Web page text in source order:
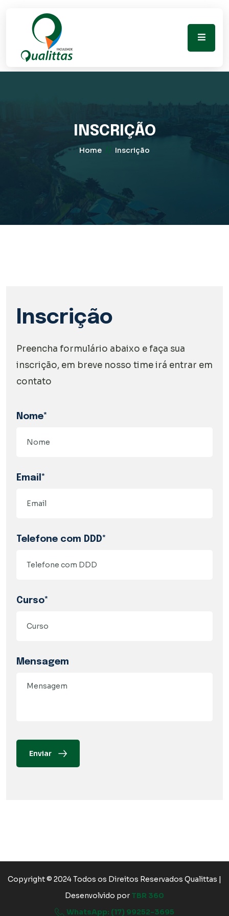
INSCRIÇÃO
Home // Inscrição
Inscrição
Preencha formulário abaixo e faça sua
inscrição, em breve nosso time irá entrar em
contato
Nome*
Email*
Telefone com DDD*
Curso*
Mensagem
Enviar
Copyright © 2024 Todos os Direitos Reservados Qualittas |
Desenvolvido por TBR 360
WhatsApp: (17) 99252-3695